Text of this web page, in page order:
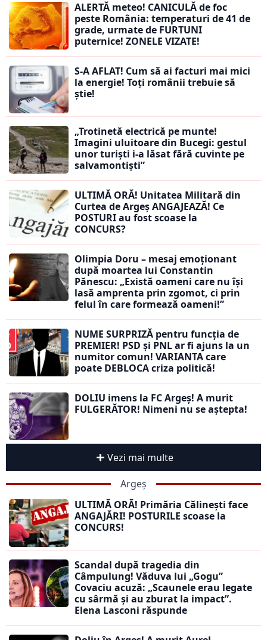
ALERTĂ meteo! CANICULĂ de foc
peste România: temperaturi de 41 de
grade, urmate de FURTUNI
puternice! ZONELE VIZATE!
S-A AFLAT! Cum să ai facturi mai mici
la energie! Toți românii trebuie să
știe!
„Trotinetă electrică pe munte!
Imagini uluitoare din Bucegi: gestul
unor turiști i-a lăsat fără cuvinte pe
salvamontiști”
ULTIMĂ ORĂ! Unitatea Militară din
Curtea de Argeș ANGAJEAZĂ! Ce
POSTURI au fost scoase la
CONCURS?
Olimpia Doru – mesaj emoționant
după moartea lui Constantin
Pănescu: „Există oameni care nu își
lasă amprenta prin zgomot, ci prin
felul în care formează oameni!”
NUME SURPRIZĂ pentru funcția de
PREMIER! PSD și PNL ar fi ajuns la un
numitor comun! VARIANTA care
poate DEBLOCA criza politică!
DOLIU imens la FC Argeș! A murit
FULGERĂTOR! Nimeni nu se aștepta!
Vezi mai multe
Argeș
ULTIMĂ ORĂ! Primăria Călinești face
ANGAJĂRI! POSTURILE scoase la
CONCURS!
Scandal după tragedia din
Câmpulung! Văduva lui „Gogu”
Covaciu acuză: „Scaunele erau legate
cu sârmă și au zburat la impact”.
Elena Lasconi răspunde